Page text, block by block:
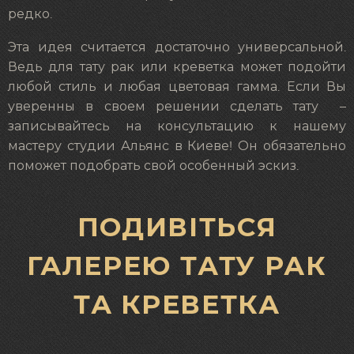
редко.
Эта идея считается достаточно универсальной.
Ведь для тату рак или креветка может подойти
любой стиль и любая цветовая гамма. Если Вы
уверенны в своем решении сделать тату –
записывайтесь на консультацию к нашему
мастеру студии Альянс в Киеве! Он обязательно
поможет подобрать свой особенный эскиз.
ПОДИВІТЬСЯ
ГАЛЕРЕЮ ТАТУ РАК
ТА КРЕВЕТКА